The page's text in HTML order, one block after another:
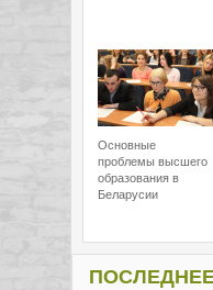
Основные
проблемы высшего
образования в
Беларусии